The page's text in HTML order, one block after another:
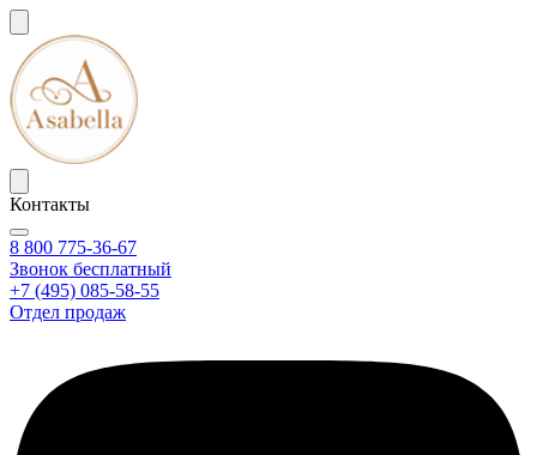
Контакты
8 800 775-36-67
Звонок бесплатный
+7 (495) 085-58-55
Отдел продаж